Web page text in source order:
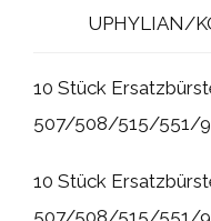
UPHYLIAN/
10 Stück
507/508/515/551/
10 Stück
507/508/515/551/